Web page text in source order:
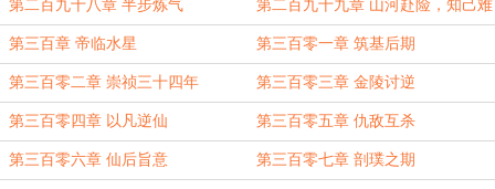
月票）
第二百九十八章 半步炼气 第二百九十九章 山河赴险，知己难
留
第三百章 帝临水星 第三百零一章 筑基后期
第三百零二章 崇祯三十四年 第三百零三章 金陵讨逆
第三百零四章 以凡逆仙 第三百零五章 仇敌互杀
第三百零六章 仙后旨意 第三百零七章 剖璞之期